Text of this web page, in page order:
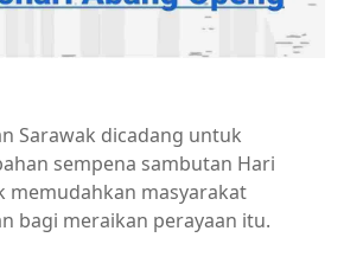
Sarawak dicadang untuk
sempena sambutan Hari
memudahkan masyarakat
bagi meraikan perayaan itu.